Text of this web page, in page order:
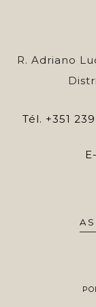
R. Adriano
Tél. +351